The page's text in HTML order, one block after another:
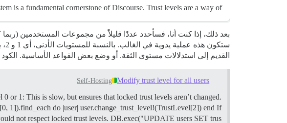
is a fundamental cornerstone of Discourse. Trust levels are a way of…
القديم إلى استدلالات مستوى الثقة. أو وضع بعض القواعد الأساسية. الكود
Modify trust level for all users
Self-Hosting
or 1: This is slow, but ensures that locked trust levels aren’t changed.
1]).find_each do |user| user.change_trust_level!(TrustLevel[2]) end If
not respect locked trust levels. DB.exec("UPDATE users SET trus…